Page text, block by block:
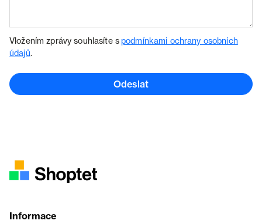
Vložením zprávy souhlasíte spodmínkami ochrany osobních
údajů.
Odeslat
Informace